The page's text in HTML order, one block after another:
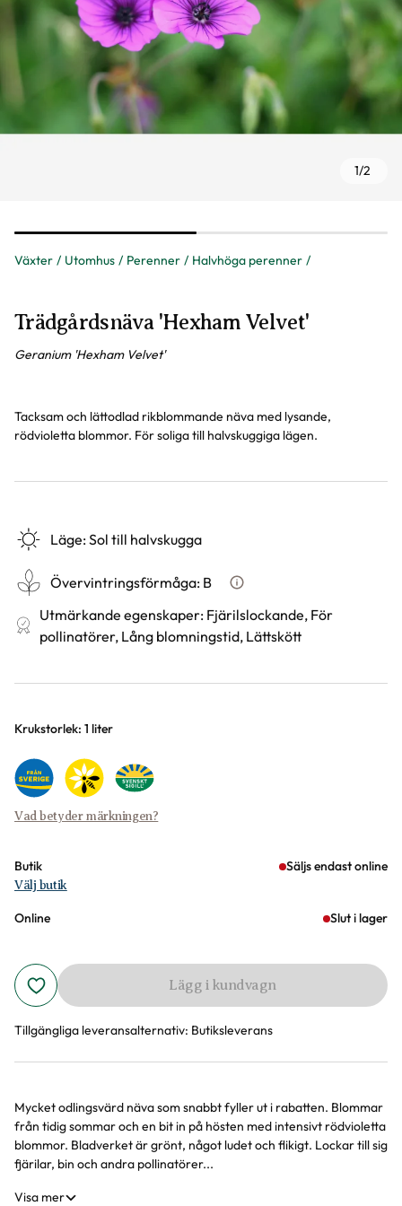
Växter Utomhus Perenner Halvhöga perenner
1/2
Trädgårdsnäva 'Hexham Velvet'
Geranium 'Hexham Velvet'
Tacksam och lättodlad rikblommande näva med lysande,
rödvioletta blommor. För soliga till halvskuggiga lägen.
Läge:Sol till halvskugga
Övervintringsförmåga: B Vad betyder
Utmärkande egenskaper: Fjärilslockande, För
pollinatörer, Lång blomningstid, Lättskött
Varianter
Krukstorlek: 1 liter
Vad betyder märkningen?
Butik Säljs endast online
Välj butik
Online Slut i lager
Lägg i kundvagn
Tillgängliga leveransalternativ: Butiksleverans
Produktinformation
Mycket odlingsvärd näva som snabbt fyller ut i rabatten. Blommar
från tidig sommar och en bit in på hösten med intensivt rödvioletta
blommor. Bladverket är grönt, något ludet och flikigt. Lockar till sig
fjärilar, bin och andra pollinatörer...
Visa mer